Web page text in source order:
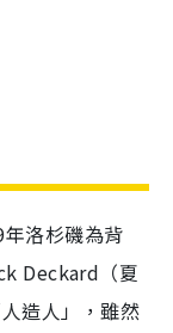
洛杉磯為背
Deckard（夏
造人」，雖然